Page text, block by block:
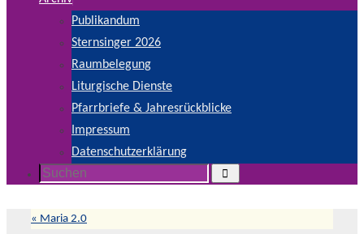
Publikandum
Sternsinger 2026
Raumbelegung
Liturgische Dienste
Pfarrbriefe & Jahresrückblicke
Impressum
Datenschutzerklärung
Suchen
Suchen
« Maria 2.0